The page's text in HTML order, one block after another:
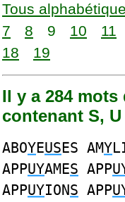
Tous alphabétique
7
8 9 10 11
18
19
Il y a 284
contenant S, U
ABOYEUSES AMY
APPUYAMES APP
APPUYIONS APP